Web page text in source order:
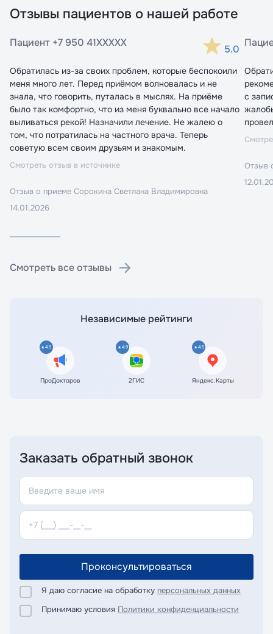
Отзывы пациентов о нашей работе
Пациент +7 950 41XXXXX
5.0
Обратилась из-за своих проблем, которые беспокоили
меня много лет. Перед приёмом волновалась и не
знала, что говорить, путалась в мыслях. На приёме
было так комфортно, что из меня буквально все начало
выливаться рекой! Назначили лечение. Не жалею о
том, что потратилась на частного врача. Теперь
советую всем своим друзьям и знакомым.
Смотреть отзыв в источнике
Отзыв о приеме Сорокина Светлана Владимировна
14.01.2026
с
Отзыв
Смотреть все отзывы
Независимые рейтинги
4.5
ПроДокторов
4.9
2ГИС
4.5
Яндекс.Карты
Заказать обратный звонок
Проконсультироваться
Я даю согласие на обработку персональных данных
Принимаю условия Политики конфиденциальности
Перейти в личный кабинет
Перейти к записи